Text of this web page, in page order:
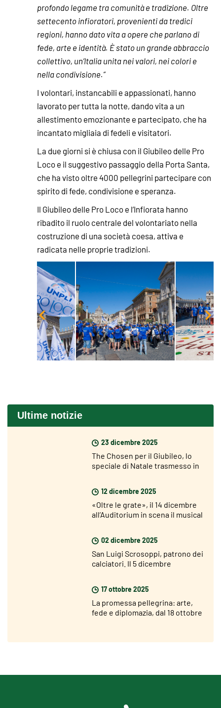
profondo legame tra comunità e tradizione. Oltre
settecento infioratori, provenienti da tredici
regioni, hanno dato vita a opere che parlano di
fede, arte e identità. È stato un grande abbraccio
collettivo, un’Italia unita nei valori, nei colori e
nella condivisione.”
I volontari, instancabili e appassionati, hanno
lavorato per tutta la notte, dando vita a un
allestimento emozionante e partecipato, che ha
incantato migliaia di fedeli e visitatori.
La due giorni si è chiusa con il Giubileo delle Pro
Loco e il suggestivo passaggio della Porta Santa,
che ha visto oltre 4000 pellegrini partecipare con
spirito di fede, condivisione e speranza.
Il Giubileo delle Pro Loco e l’Infiorata hanno
ribadito il ruolo centrale del volontariato nella
costruzione di una società coesa, attiva e
radicata nelle proprie tradizioni.
Ultime notizie
23 dicembre 2025
The Chosen per il Giubileo, lo
speciale di Natale trasmesso in
12 dicembre 2025
«Oltre le grate», il 14 dicembre
all’Auditorium in scena il musical
02 dicembre 2025
San Luigi Scrosoppi, patrono dei
calciatori. Il 5 dicembre
17 ottobre 2025
La promessa pellegrina: arte,
fede e diplomazia, dal 18 ottobre